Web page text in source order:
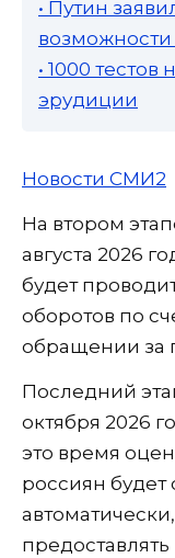
• Путин
возможности
• 1000
эрудиции
Новости СМИ2
На втором
августа 2026
будет
оборотов по
обращении за
Последний
октября 2026
это время
россиян будет